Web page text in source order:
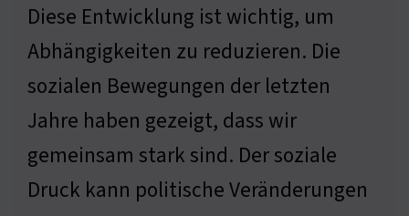
Diese Entwicklung ist wichtig, um
Abhängigkeiten zu reduzieren. Die
sozialen Bewegungen der letzten
Jahre haben gezeigt, dass wir
gemeinsam stark sind. Der soziale
Druck kann politische Veränderungen